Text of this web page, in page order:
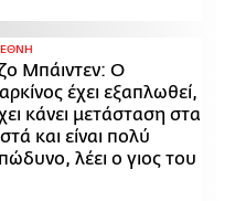
Μπάιντεν: Ο
έχει εξαπλωθεί,
κάνει μετάσταση στα
και είναι πολύ
λέει ο γιος του